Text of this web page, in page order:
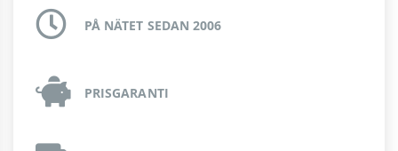
PÅ NÄTET SEDAN 2006
PRISGARANTI